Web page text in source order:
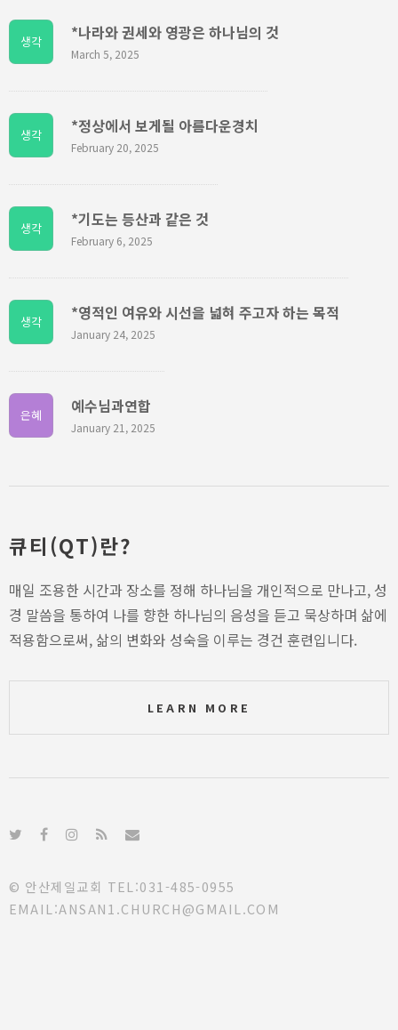
생각 *나라와 권세와 영광은 하나님의 것
March 5, 2025
생각 *정상에서 보게될 아름다운경치
February 20, 2025
생각 *기도는 등산과 같은 것
February 6, 2025
생각 *영적인 여유와 시선을 넓혀 주고자 하는 목적
January 24, 2025
은혜 예수님과연합
January 21, 2025
큐티(QT)란?
매일 조용한 시간과 장소를 정해 하나님을 개인적으로 만나고, 성
경 말씀을 통하여 나를 향한 하나님의 음성을 듣고 묵상하며 삶에
적용함으로써, 삶의 변화와 성숙을 이루는 경건 훈련입니다.
LEARN MORE
© 안산제일교회 TEL:031-485-0955
EMAIL:ANSAN1.CHURCH@GMAIL.COM